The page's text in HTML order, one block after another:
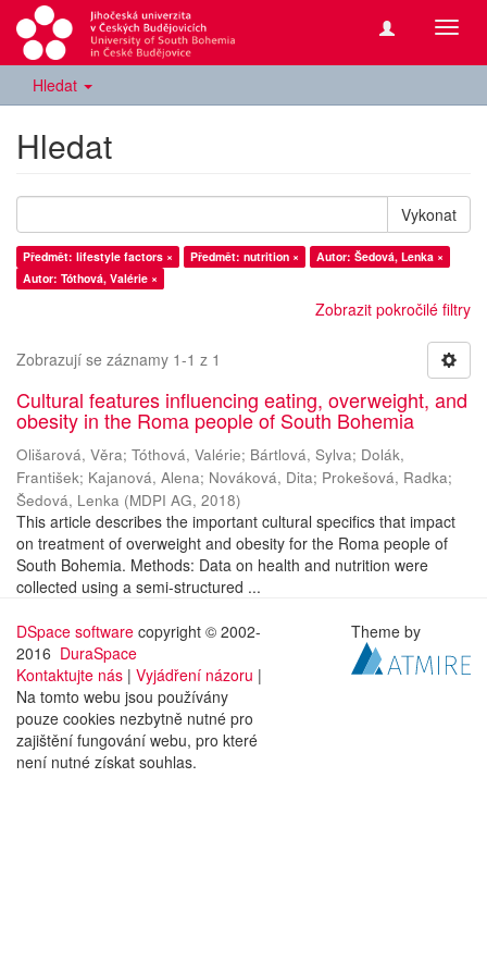
Hledat
Hledat
Vykonat
Předmět: lifestyle factors × Předmět: nutrition ×
Autor: Šedová, Lenka ×
Autor: Tóthová, Valérie ×
Zobrazit pokročilé filtry
Zobrazují se záznamy 1-1 z 1
Cultural features influencing eating, overweight, and
obesity in the Roma people of South Bohemia
Olišarová, Věra; Tóthová, Valérie; Bártlová, Sylva; Dolák,
František; Kajanová, Alena; Nováková, Dita; Prokešová, Radka;
Šedová, Lenka (MDPI AG, 2018)
This article describes the important cultural specifics that impact
on treatment of overweight and obesity for the Roma people of
South Bohemia. Methods: Data on health and nutrition were
collected using a semi-structured ...
DSpace software copyright © 2002-
2016 DuraSpace
Kontaktujte nás | Vyjádření názoru |
Na tomto webu jsou používány
pouze cookies nezbytně nutné pro
zajištění fungování webu, pro které
není nutné získat souhlas.
Theme by